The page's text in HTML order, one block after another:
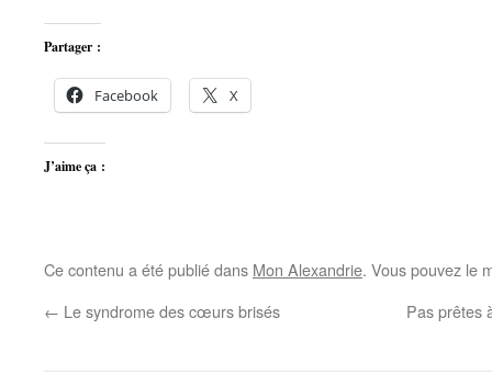
Partager :
Facebook X
J’aime ça :
Ce contenu a été publié dans Mon Alexandrie. Vous pouvez le
← Le syndrome des cœurs brisés Pas prêtes